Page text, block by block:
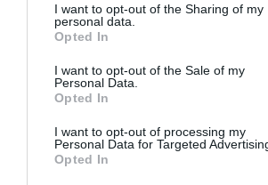
not limited to your visit or usage
grant or deny consent to Google and its
use your data for below specified
consent section.
I want to opt-out of the Sharing of my
personal data.
Opted In
I want to opt-out of the Sale of my
Personal Data.
Opted In
I want to opt-out of processing my
Personal Data for Targeted
Opted In
NATALIA KANIA-KUC 18
telewizorów i
sześciokątne